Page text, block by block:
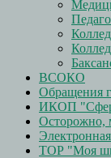
ВСОКО
Обращения
ИКОП
Осторожно,
ТОР "Моя